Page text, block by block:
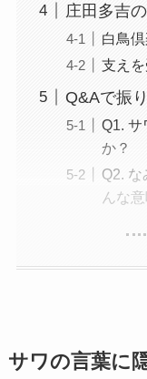
庄田多吉
白鳥
支え
Q&Aで振
Q1. サ
か？
Q2.
んな
サワの言葉に